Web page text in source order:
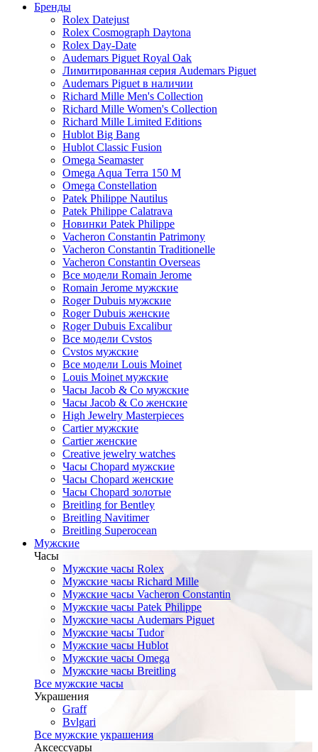
Бренды
Rolex Datejust
Rolex Cosmograph Daytona
Rolex Day-Date
Audemars Piguet Royal Oak
Лимитированная серия Audemars Piguet
Audemars Piguet в наличии
Richard Mille Men's Collection
Richard Mille Women's Collection
Richard Mille Limited Editions
Hublot Big Bang
Hublot Classic Fusion
Omega Seamaster
Omega Aqua Terra 150 M
Omega Constellation
Patek Philippe Nautilus
Patek Philippe Calatrava
Новинки Patek Philippe
Vacheron Constantin Patrimony
Vacheron Constantin Traditionelle
Vacheron Constantin Overseas
Все модели Romain Jerome
Romain Jerome мужские
Roger Dubuis мужские
Roger Dubuis женские
Roger Dubuis Excalibur
Все модели Cvstos
Cvstos мужские
Все модели Louis Moinet
Louis Moinet мужские
Часы Jacob & Co мужские
Часы Jacob & Co женские
High Jewelry Masterpieces
Cartier мужские
Cartier женские
Creative jewelry watches
Часы Chopard мужские
Часы Сhopard женские
Часы Сhopard золотые
Breitling for Bentley
Breitling Navitimer
Breitling Superocean
Мужские
Часы
Мужские часы Rolex
Мужские часы Richard Mille
Мужские часы Vacheron Constantin
Мужские часы Patek Philippe
Мужские часы Audemars Piguet
Мужские часы Tudor
Мужские часы Hublot
Мужские часы Omega
Мужские часы Breitling
Все мужские часы
Украшения
Graff
Bvlgari
Все мужские украшения
Аксессуары